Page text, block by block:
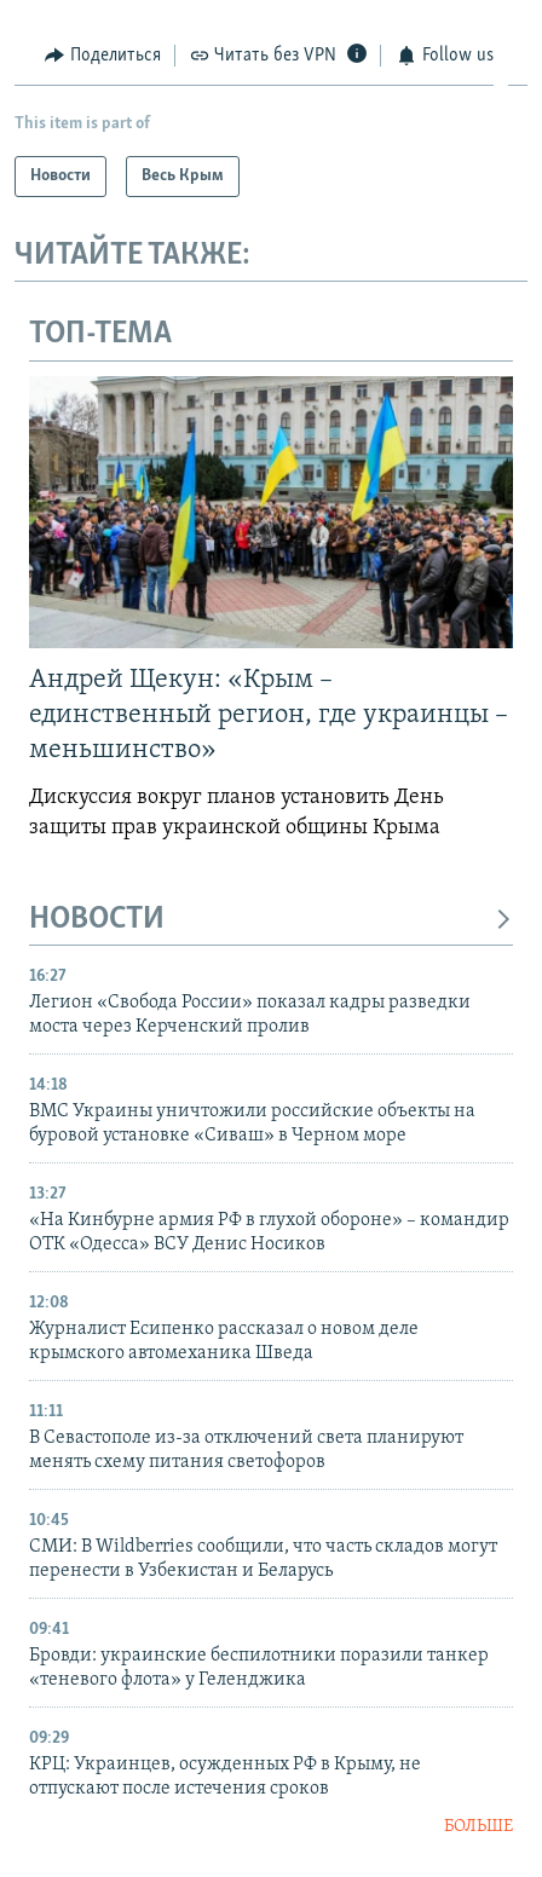
Поделиться Читать без VPN Follow us
This item is part of
Новости Весь Крым
ЧИТАЙТЕ ТАКЖЕ:
ТОП-ТЕМА
Андрей Щекун: «Крым –
единственный регион, где украинцы –
меньшинство»
Дискуссия вокруг планов установить День
защиты прав украинской общины Крыма
НОВОСТИ
16:27
Легион «Свобода России» показал кадры разведки
моста через Керченский пролив
14:18
ВМС Украины уничтожили российские объекты на
буровой установке «Сиваш» в Черном море
13:27
«На Кинбурне армия РФ в глухой обороне» – командир
ОТК «Одесса» ВСУ Денис Носиков
12:08
Журналист Есипенко рассказал о новом деле
крымского автомеханика Шведа
11:11
В Севастополе из-за отключений света планируют
менять схему питания светофоров
10:45
СМИ: В Wildberries сообщили, что часть складов могут
перенести в Узбекистан и Беларусь
09:41
Бровди: украинские беспилотники поразили танкер
«теневого флота» у Геленджика
09:29
КРЦ: Украинцев, осужденных РФ в Крыму, не
отпускают после истечения сроков
БОЛЬШЕ